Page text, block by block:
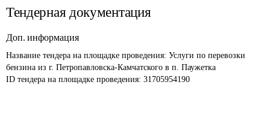
Тендерная документация
Доп. информация
Название тендера на площадке проведения: Услуги по перевозки
бензина из г. Петропавловска-Камчатского в п. Паужетка
ID тендера на площадке проведения: 31705954190